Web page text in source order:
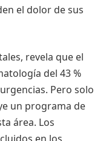
revela que el
del 43 %
Pero solo
un programa de
área. Los